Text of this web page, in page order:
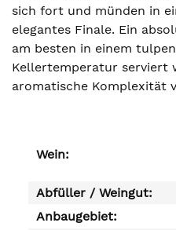
sich fort und münden in
elegantes Finale. Ein
am besten in einem
Kellertemperatur serviert
aromatische Komplexität
Wein:
Abfüller / Weingut:
Anbaugebiet: